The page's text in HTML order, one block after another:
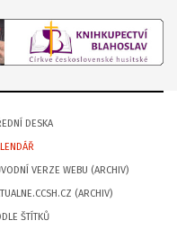
DESKA
VERZE WEBU (ARCHIV)
(ARCHIV)
ŠTÍTKŮ